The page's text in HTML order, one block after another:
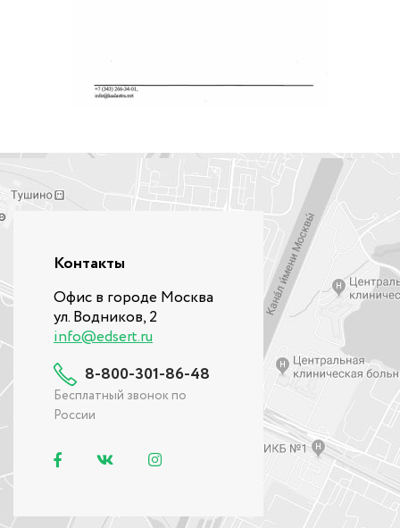
Контакты
Офис в городе Москва
ул. Водников, 2
info@edsert.ru
8-800-301-86-48
Бесплатный звонок по
России